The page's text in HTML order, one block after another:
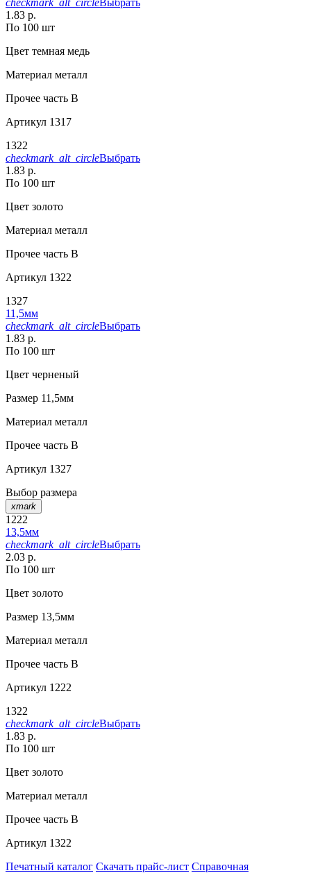
1.83 р.
По 100 шт
Цвет темная медь
Материал металл
Прочее часть В
Артикул 1317
1322
checkmark_alt_circleВыбрать
1.83 р.
По 100 шт
Цвет золото
Материал металл
Прочее часть B
Артикул 1322
1327
11,5мм
checkmark_alt_circleВыбрать
1.83 р.
По 100 шт
Цвет черненый
Размер 11,5мм
Материал металл
Прочее часть B
Артикул 1327
Выбор размера
xmark
1222
13,5мм
checkmark_alt_circleВыбрать
2.03 р.
По 100 шт
Цвет золото
Размер 13,5мм
Материал металл
Прочее часть В
Артикул 1222
1322
checkmark_alt_circleВыбрать
1.83 р.
По 100 шт
Цвет золото
Материал металл
Прочее часть B
Артикул 1322
Печатный каталог Скачать прайс-лист Справочная